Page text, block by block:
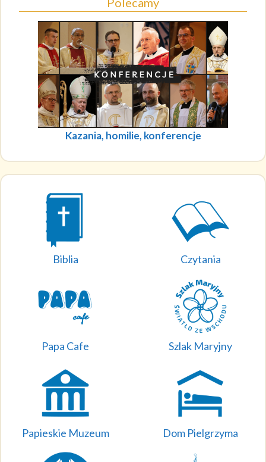
Kazania, homilie, konferencje
Biblia Czytania
Papa Cafe Szlak Maryjny
Papieskie Muzeum Dom Pielgrzyma